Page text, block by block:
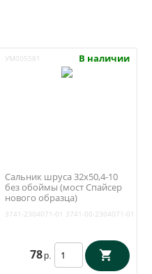
УМ005581 В наличии
Сальник шруса 32х50,4-10
без обоймы (мост Спайсер
нового образца)
2304071-01
3741-2304071-01 3741-00-2304071-01
78 р.